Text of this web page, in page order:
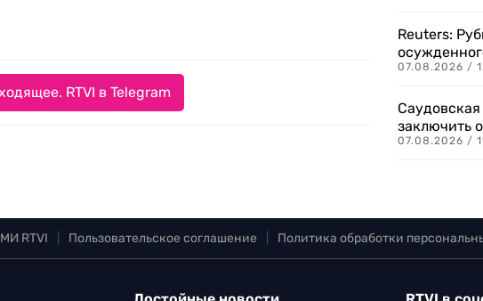
RTVI в Telegram
Reuters:
07.08.2026 /
заключить
07.08.2026 /
RTVI Пользовательское соглашение Политика обработки